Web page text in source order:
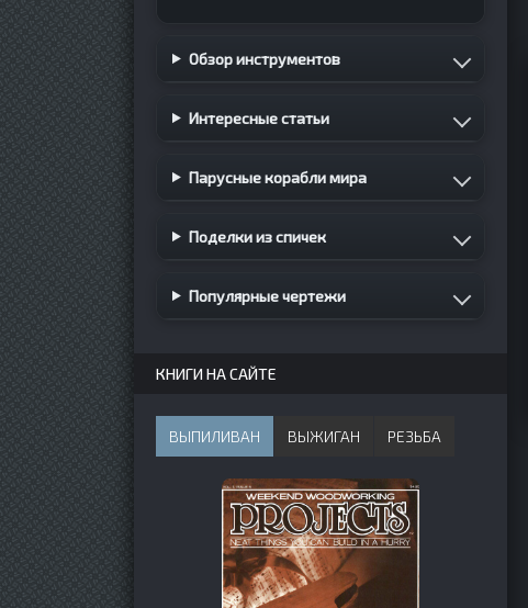
Обзор инструментов
Интересные статьи
Парусные корабли мира
Поделки из спичек
Популярные чертежи
КНИГИ НА САЙТЕ
ВЫПИЛИВАН ВЫЖИГАН РЕЗЬБА